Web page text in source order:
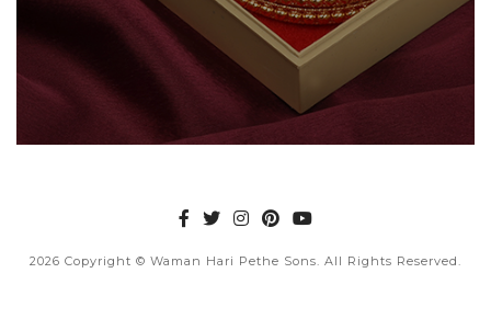
2026 Copyright © Waman Hari Pethe Sons. All Rights Reserved.